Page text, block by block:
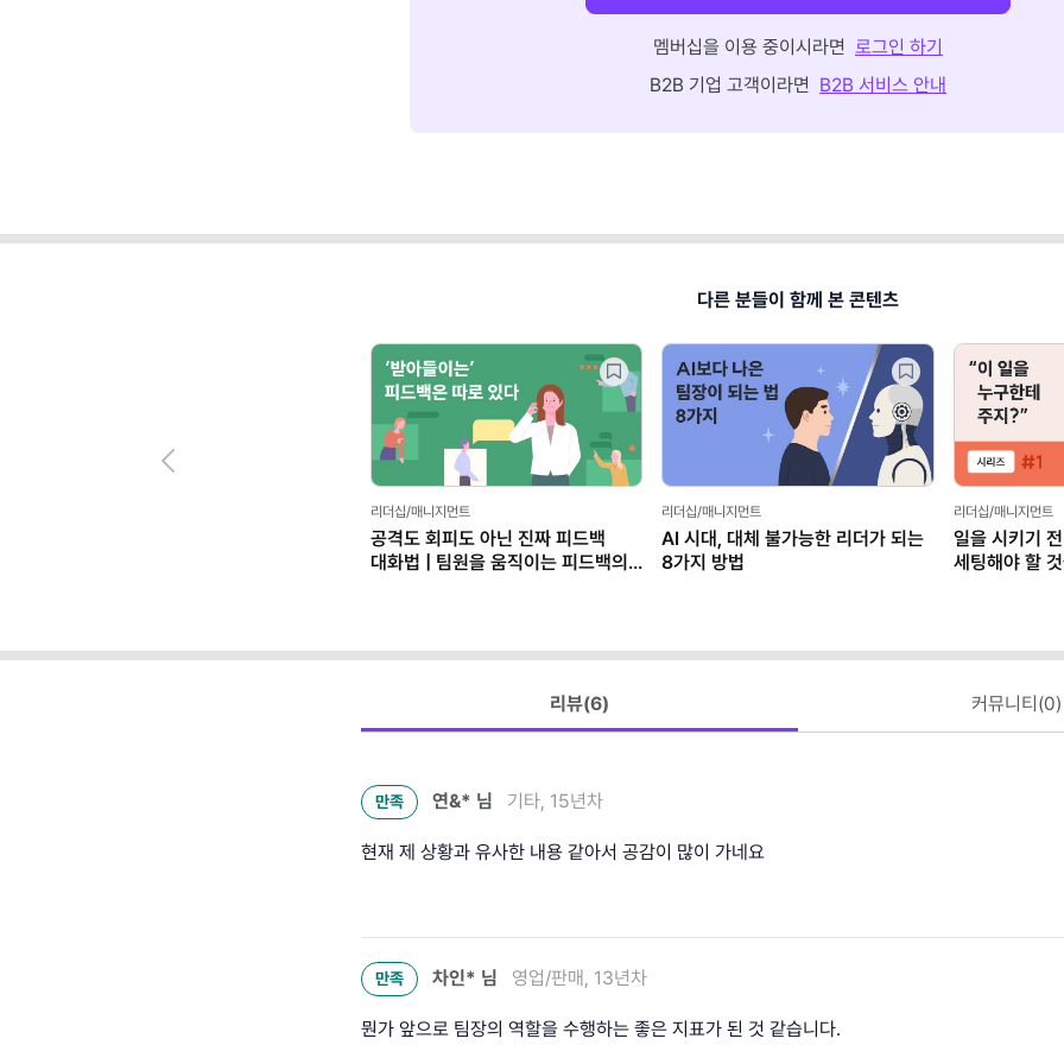
멤버십을 이용 중이시라면 로그인 하기
B2B 기업 고객이라면 B2B 서비스 안내
다른 분들이 함께 본 콘텐츠
리더십/매니지먼트
공격도 회피도 아닌 진짜 피드백
대화법 | 팀원을 움직이는 피드백의
리더십/매니지먼트
AI 시대, 대체 불가능한 리더가 되는
8가지 방법
리더십/매니지먼트
일을 시키기
세팅해야 할
리뷰(6) 커뮤니티(0)
만족 연&* 님 기타, 15년차
현재 제 상황과 유사한 내용 같아서 공감이 많이 가네요
만족 차인* 님 영업/판매, 13년차
뭔가 앞으로 팀장의 역할을 수행하는 좋은 지표가 된 것 같습니다.